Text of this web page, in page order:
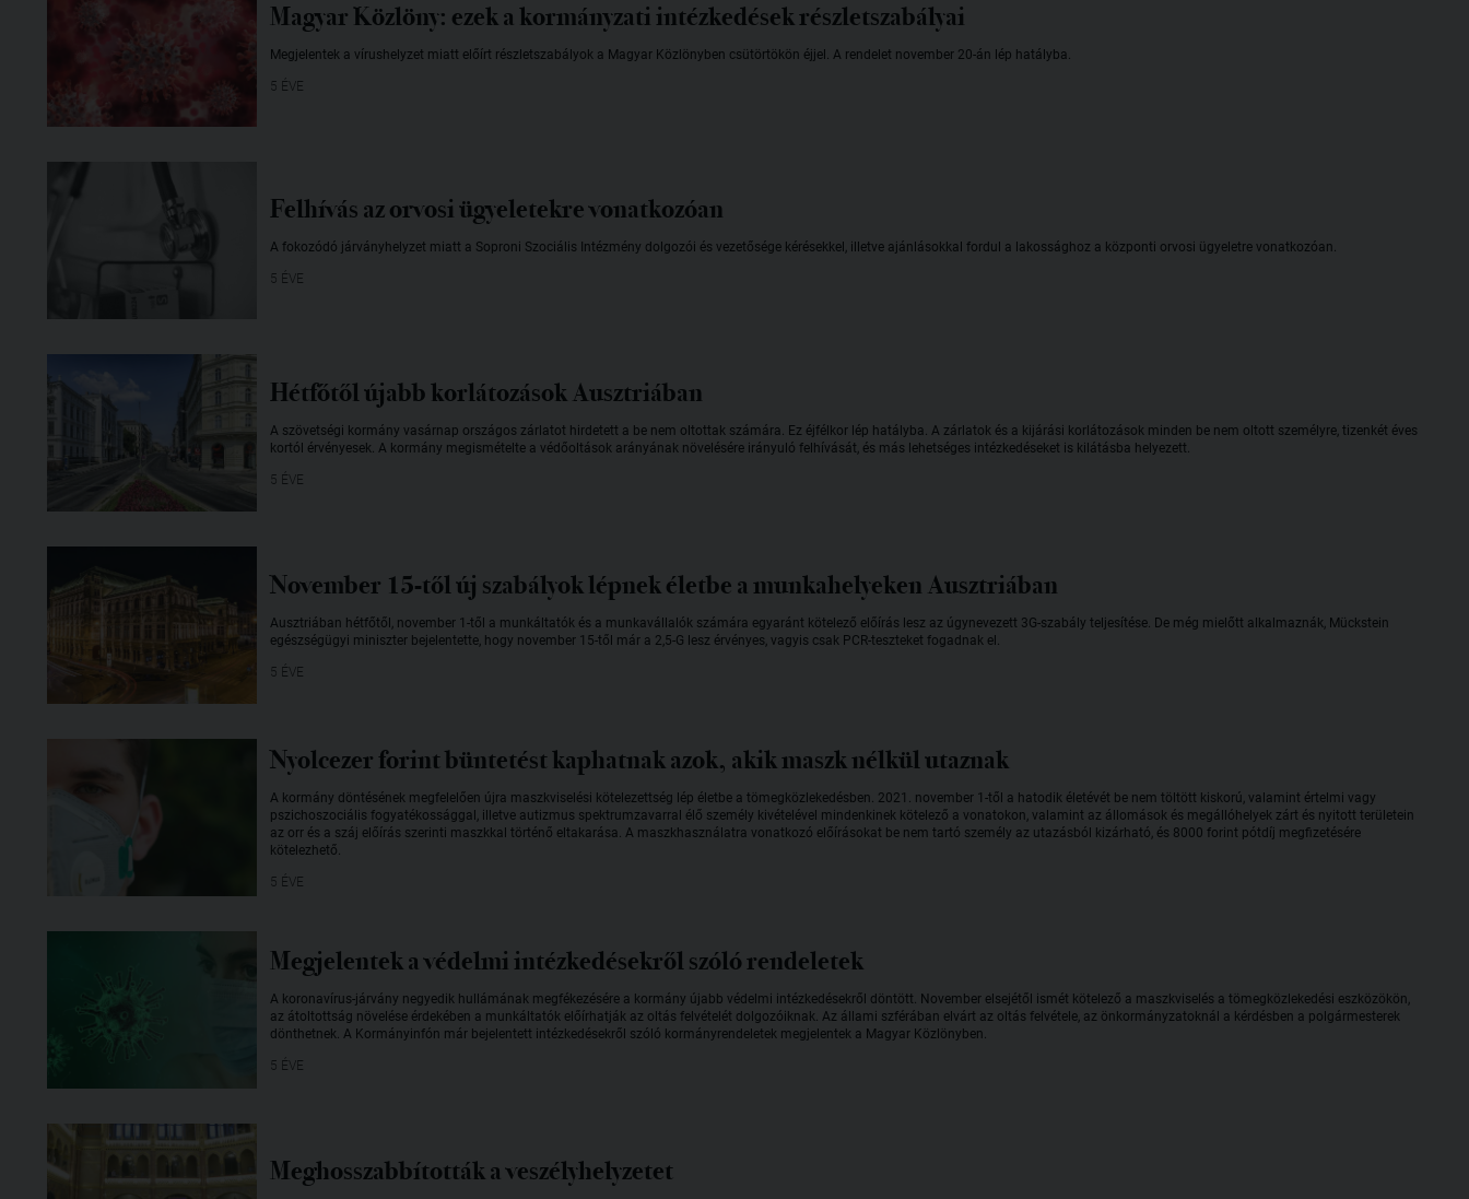
Magyar Közlöny: ezek a kormányzati intézkedések részletszabályai
Megjelentek a vírushelyzet miatt előírt részletszabályok a Magyar Közlönyben csütörtökön éjjel. A rendelet november 20-án lép hatályba.
5 ÉVE
Felhívás az orvosi ügyeletekre vonatkozóan
A fokozódó járványhelyzet miatt a Soproni Szociális Intézmény dolgozói és vezetősége kérésekkel, illetve ajánlásokkal fordul a lakossághoz a központi orvosi ügyeletre vonatkozóan.
5 ÉVE
Hétfőtől újabb korlátozások Ausztriában
A szövetségi kormány vasárnap országos zárlatot hirdetett a be nem oltottak számára. Ez éjfélkor lép hatályba. A zárlatok és a kijárási korlátozások minden be nem oltott személyre, tizenkét éves
kortól érvényesek. A kormány megismételte a védőoltások arányának növelésére irányuló felhívását, és más lehetséges intézkedéseket is kilátásba helyezett.
5 ÉVE
November 15-től új szabályok lépnek életbe a munkahelyeken Ausztriában
Ausztriában hétfőtől, november 1-től a munkáltatók és a munkavállalók számára egyaránt kötelező előírás lesz az úgynevezett 3G-szabály teljesítése. De még mielőtt alkalmaznák, Mückstein
egészségügyi miniszter bejelentette, hogy november 15-től már a 2,5-G lesz érvényes, vagyis csak PCR-teszteket fogadnak el.
5 ÉVE
Nyolcezer forint büntetést kaphatnak azok, akik maszk nélkül utaznak
A kormány döntésének megfelelően újra maszkviselési kötelezettség lép életbe a tömegközlekedésben. 2021. november 1-től a hatodik életévét be nem töltött kiskorú, valamint értelmi vagy
pszichoszociális fogyatékossággal, illetve autizmus spektrumzavarral élő személy kivételével mindenkinek kötelező a vonatokon, valamint az állomások és megállóhelyek zárt és nyitott területein
az orr és a száj előírás szerinti maszkkal történő eltakarása. A maszkhasználatra vonatkozó előírásokat be nem tartó személy az utazásból kizárható, és 8000 forint pótdíj megfizetésére
kötelezhető.
5 ÉVE
Megjelentek a védelmi intézkedésekről szóló rendeletek
A koronavírus-járvány negyedik hullámának megfékezésére a kormány újabb védelmi intézkedésekről döntött. November elsejétől ismét kötelező a maszkviselés a tömegközlekedési eszközökön,
az átoltottság növelése érdekében a munkáltatók előírhatják az oltás felvételét dolgozóiknak. Az állami szférában elvárt az oltás felvétele, az önkormányzatoknál a kérdésben a polgármesterek
dönthetnek. A Kormányinfón már bejelentett intézkedésekről szóló kormányrendeletek megjelentek a Magyar Közlönyben.
5 ÉVE
Meghosszabbították a veszélyhelyzetet